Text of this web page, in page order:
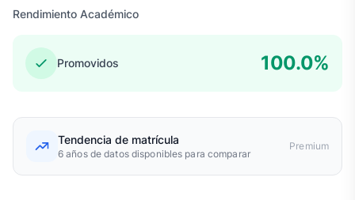
Rendimiento Académico
Promovidos 100.0%
Tendencia de matrícula
6 años de datos disponibles para comparar
Premium